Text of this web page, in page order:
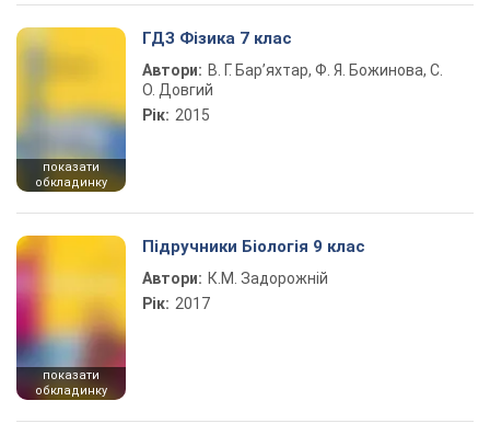
показати
обкладинку
ГДЗ Фізика 7 клас
Автори: В. Г. Бар’яхтар, Ф. Я. Божинова, С.
О. Довгий
Рік: 2015
показати
обкладинку
Підручники Біологія 9 клас
Автори: К.М. Задорожній
Рік: 2017